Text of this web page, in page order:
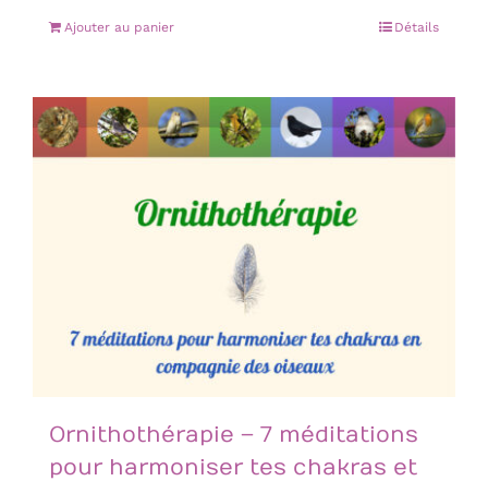
Ajouter au panier Détails
Ornithothérapie – 7 méditations
pour harmoniser tes chakras et